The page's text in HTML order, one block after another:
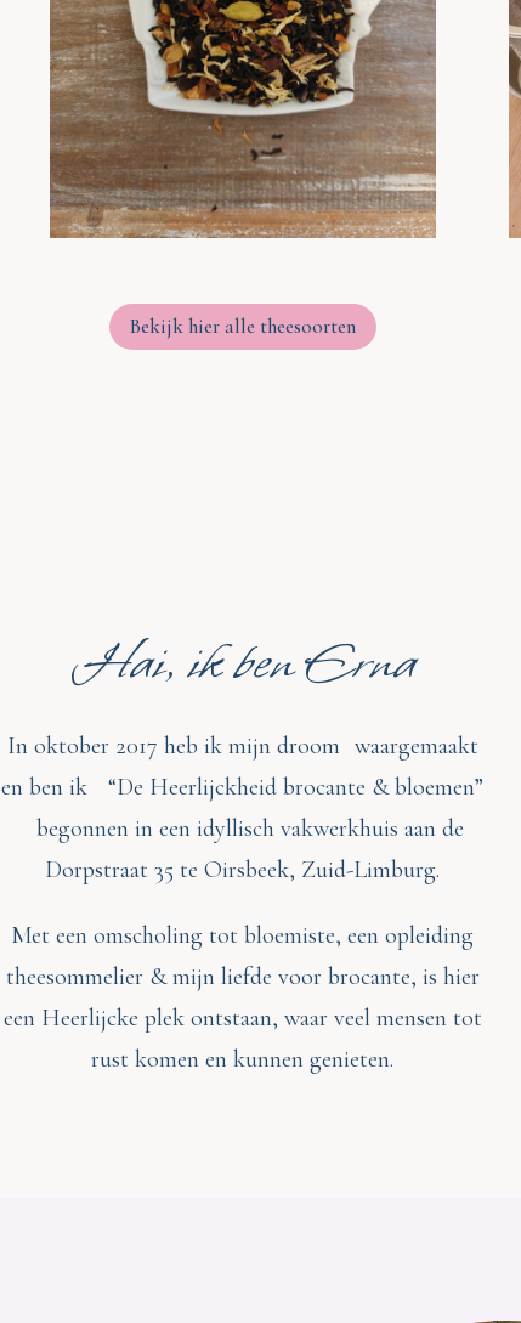
Bekijk hier alle theesoorten
Hai, ik ben Erna
In oktober 2017 heb ik mijn droom waargemaakt
en ben ik “De Heerlijckheid brocante & bloemen”
begonnen in een idyllisch vakwerkhuis aan de
Dorpstraat 35 te Oirsbeek, Zuid-Limburg.
Met een omscholing tot bloemiste, een opleiding
theesommelier & mijn liefde voor brocante, is hier
een Heerlijcke plek ontstaan, waar veel mensen tot
rust komen en kunnen genieten.